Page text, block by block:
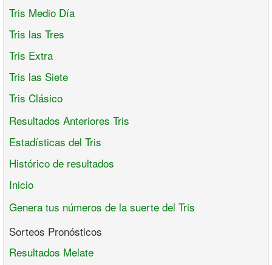
Tris Medio Día
Tris las Tres
Tris Extra
Tris las Siete
Tris Clásico
Resultados Anteriores Tris
Estadísticas del Tris
Histórico de resultados
Inicio
Genera tus números de la suerte del Tris
Sorteos Pronósticos
Resultados Melate